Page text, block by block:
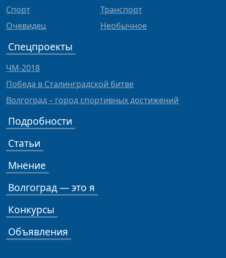
Спорт
Очевидец
Транспорт
Необычное
Спецпроекты
ЧМ-2018
Победа в Сталинградской битве
Волгоград – город спортивных достижений
Подробности
Статьи
Мнение
Волгоград — это я
Конкурсы
Объявления